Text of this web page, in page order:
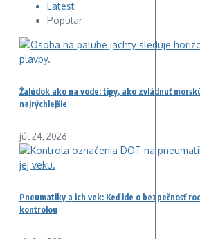
Latest
Popular
Žalúdok ako na vode: tipy, ako zvládnuť
najrýchlejšie
júl 24, 2026
Pneumatiky a ich vek: Keď ide o bezpečnosť
kontrolou